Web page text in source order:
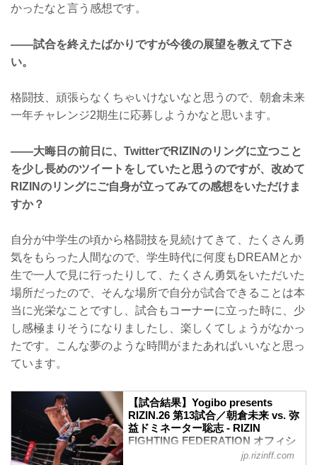
かったなと言う感想です。
——試合を終えたばかりですが今後の展望を教えて下さ
い。
格闘技、頑張らなくちゃいけないなと思うので、朝倉未来
一年チャレンジ2期生に応募しようかなと思います。
——大晦日の前日に、TwitterでRIZINのリングに立つこと
を少し長めのツイートをしていたと思うのですが、改めて
RIZINのリングにご自身が立ってみての感想をいただけま
すか？
自分が中学生の頃から格闘技を見続けてきて、たくさん勇
気をもらった人間なので、学生時代に何度もDREAMとか
生で一人で見に行ったりして、たくさん勇気をいただいた
場所だったので、そんな場所で自分が試合できることは本
当に光栄なことですし、試合もコーナーに立った時に、少
し感極まりそうになりましたし、楽しくてしょうがなかっ
たです。こんな夢のような時間がまたあればいいなと思っ
ています。
【試合結果】Yogibo presents
RIZIN.26 第13試合／朝倉未来 vs. 弥
益ドミネーター聡志 - RIZIN
FIGHTING FEDERATION オフィシ
jp.rizinff.com